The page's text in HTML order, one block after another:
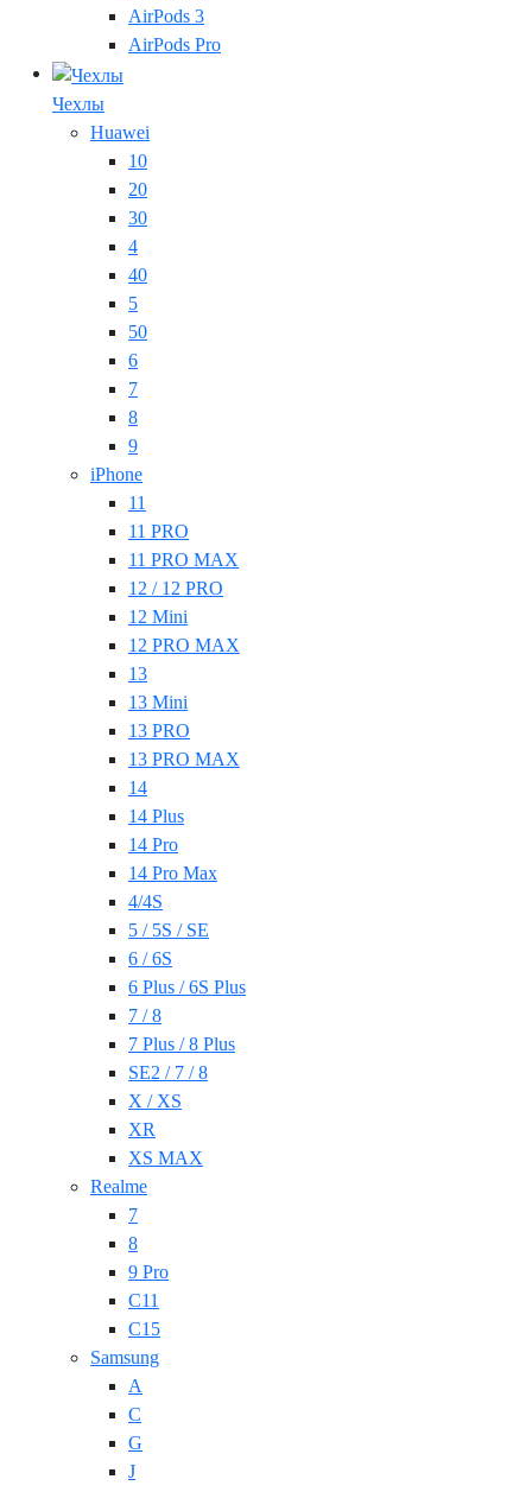
AirPods 3
AirPods Pro
Чехлы
Huawei
10
20
30
4
40
5
50
6
7
8
9
iPhone
11
11 PRO
11 PRO MAX
12 / 12 PRO
12 Mini
12 PRO MAX
13
13 Mini
13 PRO
13 PRO MAX
14
14 Plus
14 Pro
14 Pro Max
4/4S
5 / 5S / SE
6 / 6S
6 Plus / 6S Plus
7 / 8
7 Plus / 8 Plus
SE2 / 7 / 8
X / XS
XR
XS MAX
Realme
7
8
9 Pro
C11
C15
Samsung
A
C
G
J